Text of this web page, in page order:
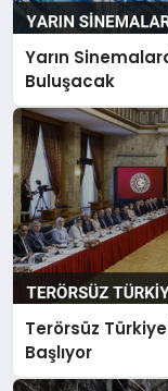
Yarın
Buluşacak
Terörsüz
Başlıyor